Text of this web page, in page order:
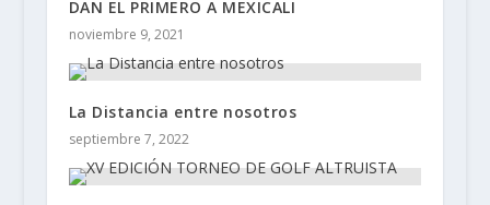
DAN EL PRIMERO A MEXICALI
noviembre 9, 2021
La Distancia entre nosotros
septiembre 7, 2022